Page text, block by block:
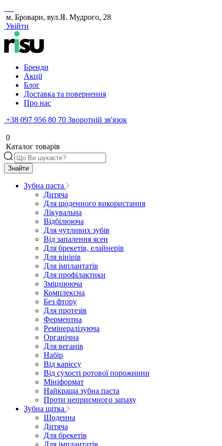
м. Бровари, вул.Я. Мудрого, 28
Увійти
Бренди
Акції
Блог
Доставка та повернення
Про нас
+38 097 956 80 70 Зворотній зв'язок
0
Каталог товарів
Знайти
Зубна паста
Дитяча
Для щоденного використання
Лікувальна
Відбілююча
Для чутливих зубів
Від запалення ясен
Для брекетів, елайнерів
Для вінірів
Для імплантатів
Для профілактики
Зміцнююча
Комплексна
Без фтору
Для протезів
Ферментна
Ремінералізуюча
Органічна
Для веганів
Набір
Від карієсу
Від сухості ротової порожнини
Мініформат
Найкраща зубна паста
Проти неприємного запаху
Зубна щітка
Щоденна
Дитяча
Для брекетів
Для імплантатів